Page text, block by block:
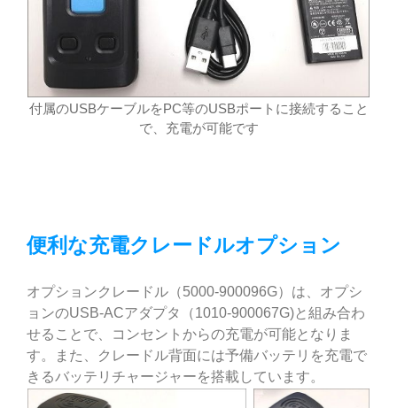
付属のUSBケーブルをPC等のUSBポートに接続すること
で、充電が可能です
便利な充電クレードルオプション
オプションクレードル（5000-900096G）は、オプシ
ョンのUSB-ACアダプタ（1010-900067G)と組み合わ
せることで、コンセントからの充電が可能となりま
す。また、クレードル背面には予備バッテリを充電で
きるバッテリチャージャーを搭載しています。